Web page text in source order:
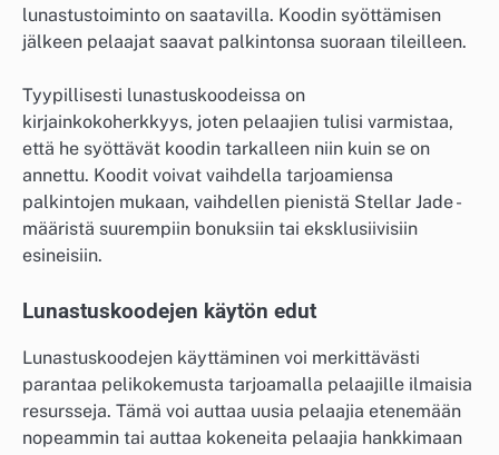
lunastustoiminto on saatavilla. Koodin syöttämisen
jälkeen pelaajat saavat palkintonsa suoraan tileilleen.
Tyypillisesti lunastuskoodeissa on
kirjainkokoherkkyys, joten pelaajien tulisi varmistaa,
että he syöttävät koodin tarkalleen niin kuin se on
annettu. Koodit voivat vaihdella tarjoamiensa
palkintojen mukaan, vaihdellen pienistä Stellar Jade -
määristä suurempiin bonuksiin tai eksklusiivisiin
esineisiin.
Lunastuskoodejen käytön edut
Lunastuskoodejen käyttäminen voi merkittävästi
parantaa pelikokemusta tarjoamalla pelaajille ilmaisia
resursseja. Tämä voi auttaa uusia pelaajia etenemään
nopeammin tai auttaa kokeneita pelaajia hankkimaan